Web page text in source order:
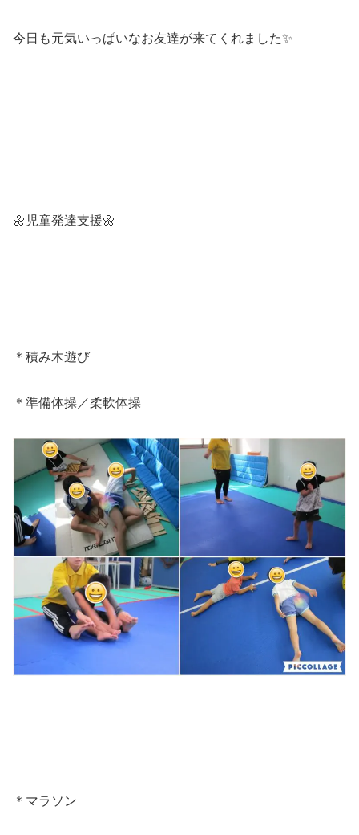
今日も元気いっぱいなお友達が来てくれました✨
🌼児童発達支援🌼
＊積み木遊び
＊準備体操／柔軟体操
＊マラソン